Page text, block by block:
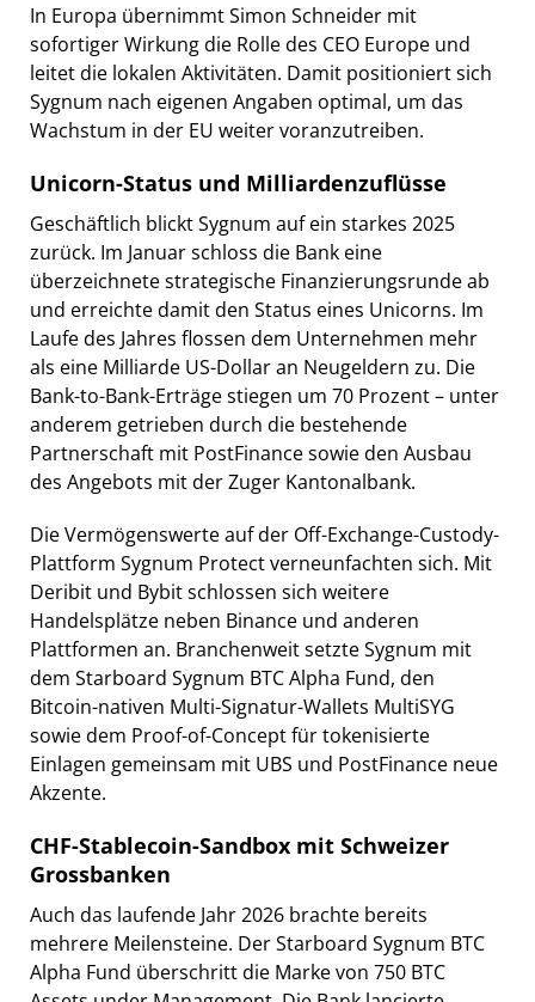
In Europa übernimmt Simon Schneider mit
sofortiger Wirkung die Rolle des CEO Europe und
leitet die lokalen Aktivitäten. Damit positioniert sich
Sygnum nach eigenen Angaben optimal, um das
Wachstum in der EU weiter voranzutreiben.
Unicorn-Status und Milliardenzuflüsse
Geschäftlich blickt Sygnum auf ein starkes 2025
zurück. Im Januar schloss die Bank eine
überzeichnete strategische Finanzierungsrunde ab
und erreichte damit den Status eines Unicorns. Im
Laufe des Jahres flossen dem Unternehmen mehr
als eine Milliarde US-Dollar an Neugeldern zu. Die
Bank-to-Bank-Erträge stiegen um 70 Prozent – unter
anderem getrieben durch die bestehende
Partnerschaft mit PostFinance sowie den Ausbau
des Angebots mit der Zuger Kantonalbank.
Die Vermögenswerte auf der Off-Exchange-Custody-
Plattform Sygnum Protect verneunfachten sich. Mit
Deribit und Bybit schlossen sich weitere
Handelsplätze neben Binance und anderen
Plattformen an. Branchenweit setzte Sygnum mit
dem Starboard Sygnum BTC Alpha Fund, den
Bitcoin-nativen Multi-Signatur-Wallets MultiSYG
sowie dem Proof-of-Concept für tokenisierte
Einlagen gemeinsam mit UBS und PostFinance neue
Akzente.
CHF-Stablecoin-Sandbox mit Schweizer
Grossbanken
Auch das laufende Jahr 2026 brachte bereits
mehrere Meilensteine. Der Starboard Sygnum BTC
Alpha Fund überschritt die Marke von 750 BTC